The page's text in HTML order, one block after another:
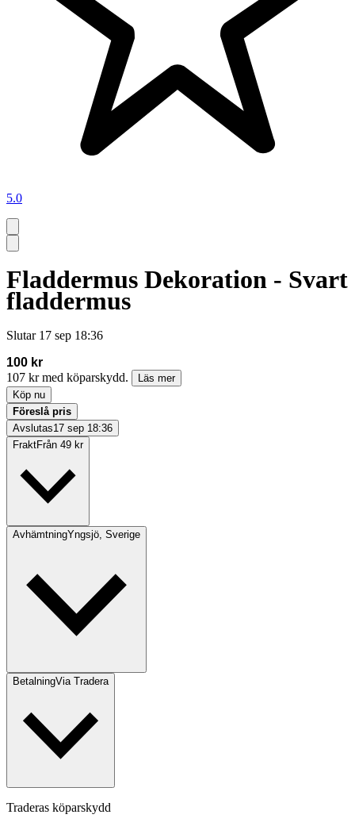
5.0
Fladdermus Dekoration - Svart
fladdermus
Slutar 17 sep 18:36
100 kr
107 kr med köparskydd.
Läs mer
Köp nu
Föreslå pris
Avslutas17 sep 18:36
FraktFrån 49 kr
AvhämtningYngsjö, Sverige
BetalningVia Tradera
Traderas köparskydd